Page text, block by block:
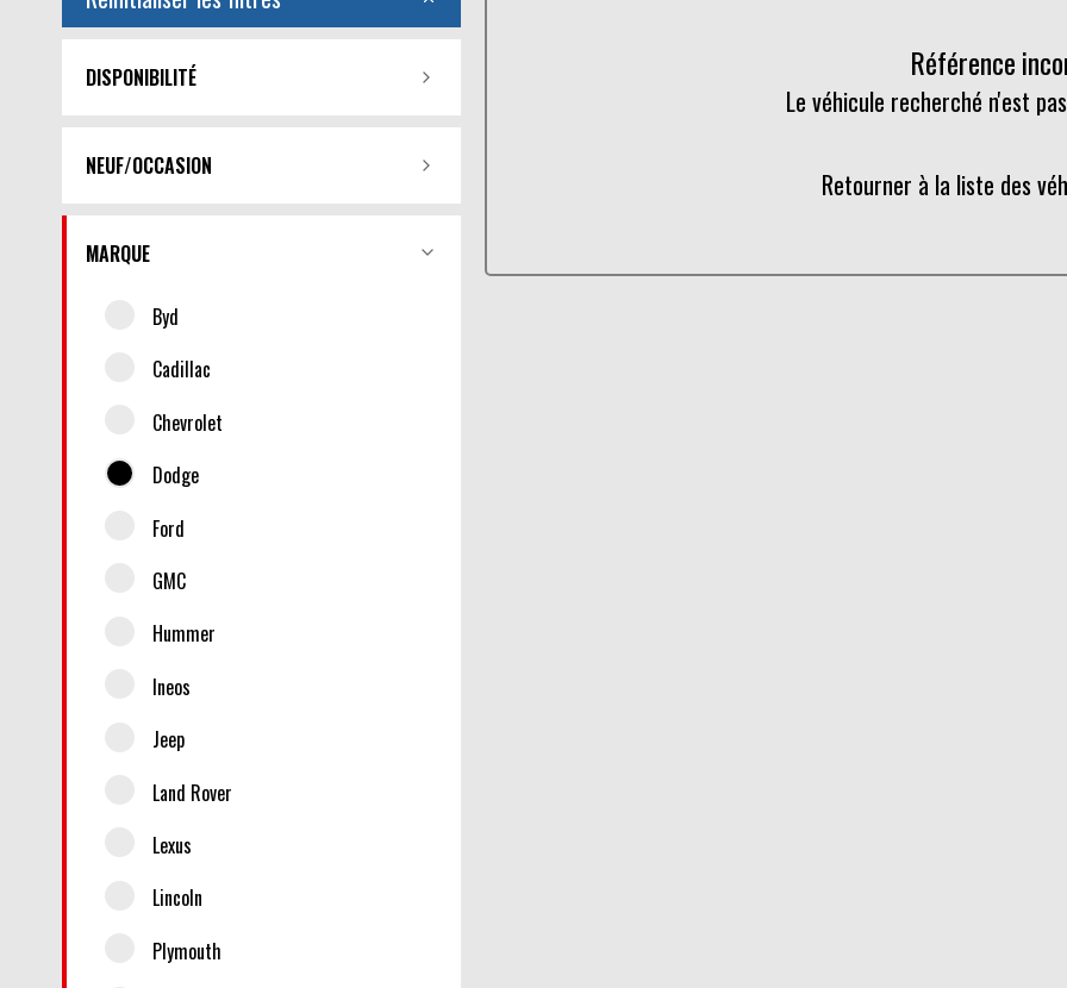
DISPONIBILITÉ
NEUF/OCCASION
MARQUE
Byd
Cadillac
Chevrolet
Dodge
Ford
GMC
Hummer
Ineos
Jeep
Land Rover
Lexus
Lincoln
Plymouth
Référence
Le véhicule recherché n'est
Retourner à la liste des